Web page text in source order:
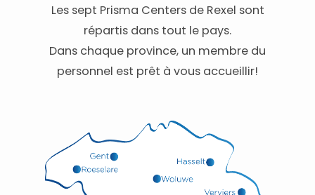
Les sept Prisma Centers de Rexel sont
répartis dans tout le pays.
Dans chaque province, un membre du
personnel est prêt à vous accueillir!